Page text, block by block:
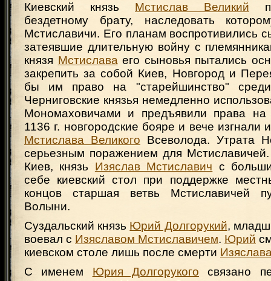
Киевский князь Мстислав Великий
бездетному брату, наследовать
Мстиславичи. Его планам воспротивились
затеявшие длительную войну с
князя Мстислава его сыновья пытались
закрепить за собой Киев, Новгород и
бы им право на "старейшинство" среди
Черниговские князья немедленно
Мономаховичами и предъявили права на
1136 г. новгородские бояре и вече изгнали
Мстислава Великого Всеволода. Утрата
серьезным поражением для
Киев, князь Изяслав Мстиславич с
себе киевский стол при поддержке
концов старшая ветвь Мстиславичей
Волыни.
Суздальский князь Юрий Долгорукий,
воевал с Изяславом Мстиславичем. Юрий
киевском столе лишь после смерти
С именем Юрия Долгорукого связано